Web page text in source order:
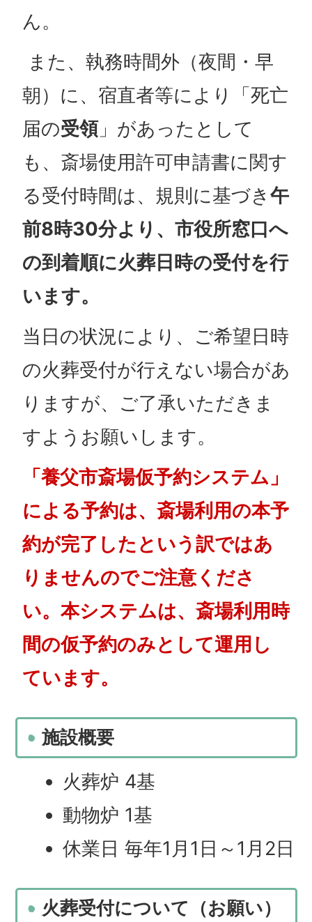
ん。
また、執務時間外（夜間・早
朝）に、宿直者等により「死亡
届の受領」があったとして
も、斎場使用許可申請書に関す
る受付時間は、規則に基づき 午
前8時30分より、市役所窓口へ
の到着順に火葬日時の受付を行
います。
当日の状況により、ご希望日時
の火葬受付が行えない場合があ
りますが、ご了承いただきま
すようお願いします。
「養父市斎場仮予約システム」
による予約は、斎場利用の本予
約が完了したという訳ではあ
りませんのでご注意くださ
い。本システムは、斎場利用時
間の仮予約のみとして運用し
ています。
施設概要
火葬炉 4基
動物炉 1基
休業日 毎年1月1日～1月2日
火葬受付について（お願い）